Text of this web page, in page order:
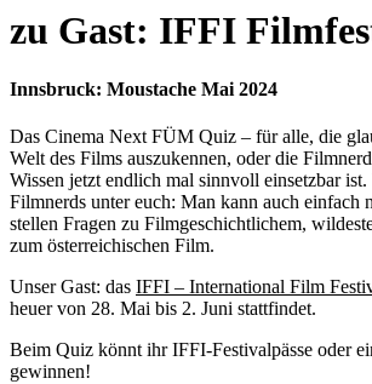
zu Gast: IFFI
Innsbruck: Moustache Mai 2024
Das Cinema Next FÜM Quiz – für alle, die
Welt des Films auszukennen, oder die
Wissen jetzt endlich mal sinnvoll einsetzbar
Filmnerds unter euch: Man kann auch einfach
stellen Fragen zu Filmgeschichtlichem,
zum österreichischen Film.
Unser Gast: das IFFI – International Film
heuer von 28. Mai bis 2. Juni stattfindet.
Beim Quiz könnt ihr IFFI-Festivalpässe oder
gewinnen!